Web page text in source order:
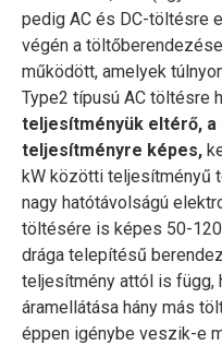
pedig AC és DC-töltésre
végén a
működött, amelyek
Type2 típusú AC töltésre
teljesítményük eltérő, a
teljesítményre képes,
kW közötti teljesítményű
nagy hatótávolságú
töltésére is képes 50-
drága telepítésű
teljesítmény attól is
áramellátása hány más
éppen igénybe veszik-e